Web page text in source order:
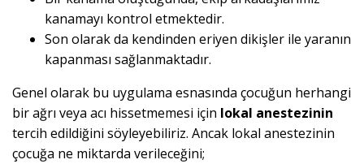
kanamayı kontrol etmektedir.
Son olarak da kendinden eriyen dikişler ile yaranın
kapanması sağlanmaktadır.
Genel olarak bu uygulama esnasında çocuğun herhangi
bir ağrı veya acı hissetmemesi için lokal anestezinin
tercih edildiğini söyleyebiliriz. Ancak lokal anestezinin
çocuğa ne miktarda verileceğini;